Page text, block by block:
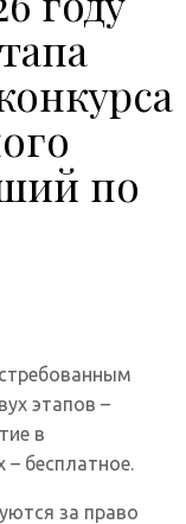
по
этапов –
в
бесплатное.
за право